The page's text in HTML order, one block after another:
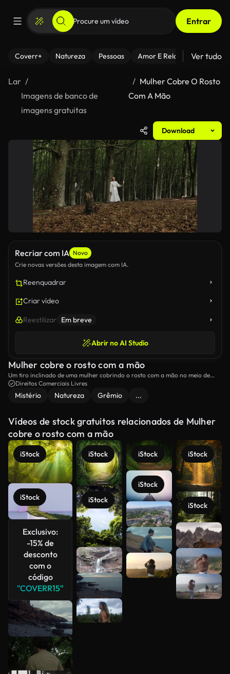
Entrar
Coverr+ Natureza Pessoas Amor E Relacionamentos
Ver tudo
Lar
Imagens de banco de
imagens gratuitas
Mulher Cobre O Rosto
Com A Mão
Download
Recriar com IA Novo
Crie novas versões desta imagem com IA.
Reenquadrar
Criar vídeo
Reestilizar Em breve
Abrir no AI Studio
Mulher cobre o rosto com a mão
Um tiro inclinado de uma mulher cobrindo o rosto com a mão no meio de
uma floresta.
Direitos Comerciais Livres
Mistério Natureza Grêmio ...
Vídeos de stock gratuitos relacionados de Mulher
cobre o rosto com a mão
iStock
iStock
Exclusivo:
-15% de
desconto
com o
código
"COVERR15"
iStock
iStock
iStock
iStock
iStock
iStock
Veja mais